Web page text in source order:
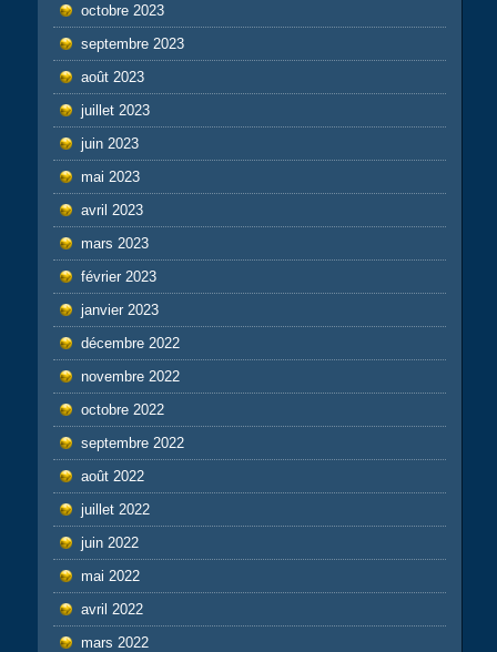
octobre 2023
septembre 2023
août 2023
juillet 2023
juin 2023
mai 2023
avril 2023
mars 2023
février 2023
janvier 2023
décembre 2022
novembre 2022
octobre 2022
septembre 2022
août 2022
juillet 2022
juin 2022
mai 2022
avril 2022
mars 2022